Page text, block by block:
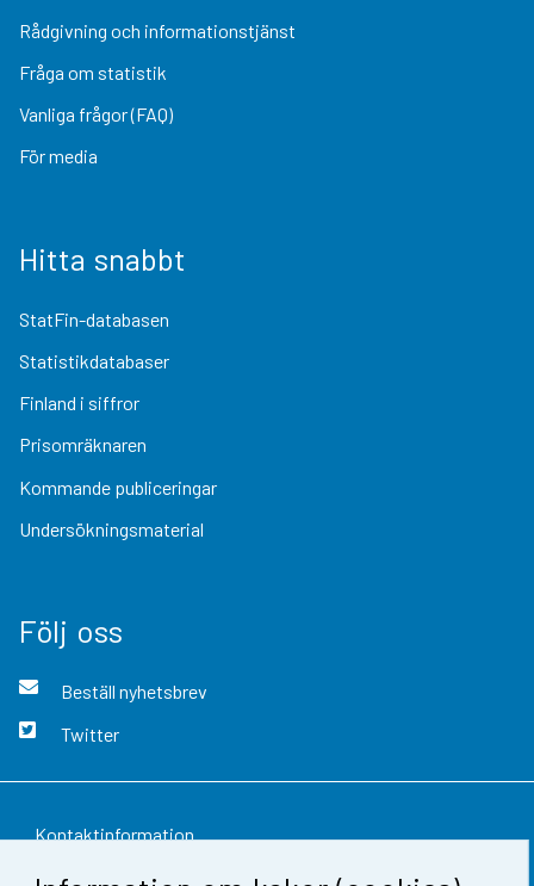
Rådgivning och informationstjänst
Fråga om statistik
Vanliga frågor (FAQ)
För media
Hitta snabbt
StatFin-databasen
Statistikdatabaser
Finland i siffror
Prisomräknaren
Kommande publiceringar
Undersökningsmaterial
Följ oss
Beställ nyhetsbrev
Twitter
Kontaktinformation